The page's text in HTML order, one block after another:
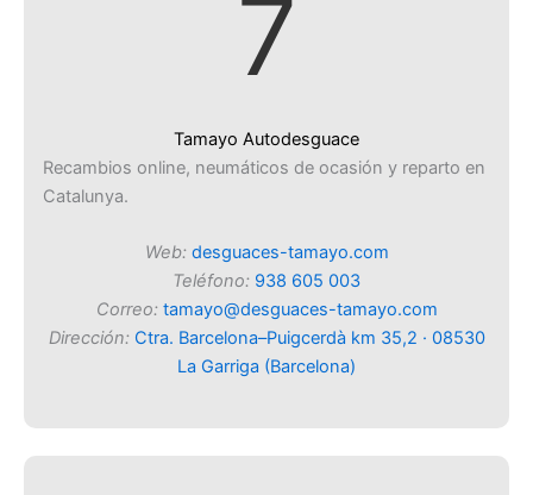
7
Tamayo Autodesguace
Recambios online, neumáticos de ocasión y reparto en
Catalunya.
Web: desguaces-tamayo.com
Teléfono: 938 605 003
Correo: tamayo@desguaces-tamayo.com
Dirección: Ctra. Barcelona–Puigcerdà km 35,2 · 08530
La Garriga (Barcelona)